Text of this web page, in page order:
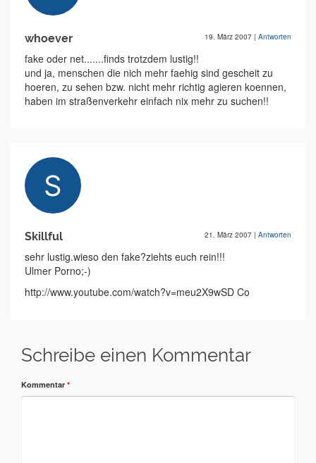
whoever 19. März 2007 | Antworten
fake oder net.......finds trotzdem lustig!!
und ja, menschen die nich mehr faehig sind gescheit zu
hoeren, zu sehen bzw. nicht mehr richtig agieren koennen,
haben im straßenverkehr einfach nix mehr zu suchen!!
Skillful 21. März 2007 | Antworten
sehr lustig.wieso den fake?ziehts euch rein!!!
Ulmer Porno;-)
http://www.youtube.com/watch?v=meu2X9wSD Co
Schreibe einen Kommentar
Kommentar *